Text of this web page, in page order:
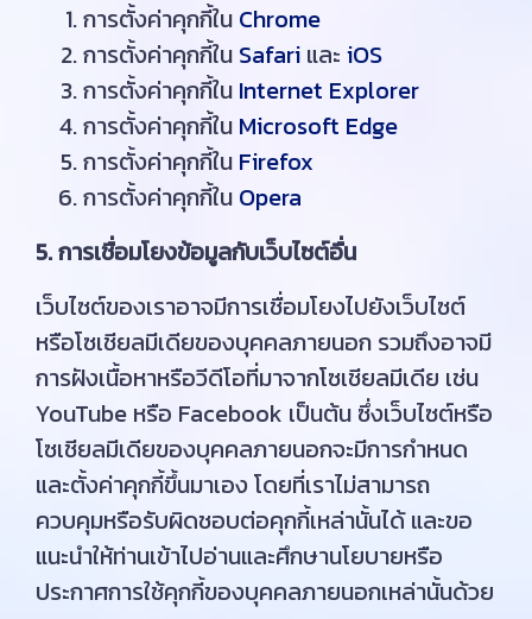
การตั้งค่าคุกกี้ใน Chrome
การตั้งค่าคุกกี้ใน Safari และ iOS
การตั้งค่าคุกกี้ใน Internet Explorer
การตั้งค่าคุกกี้ใน Microsoft Edge
การตั้งค่าคุกกี้ใน Firefox
การตั้งค่าคุกกี้ใน Opera
5. การเชื่อมโยงข้อมูลกับเว็บไซต์อื่น
เว็บไซต์ของเราอาจมีการเชื่อมโยงไปยังเว็บไซต์
หรือโซเชียลมีเดียของบุคคลภายนอก รวมถึงอาจมี
การฝังเนื้อหาหรือวีดีโอที่มาจากโซเชียลมีเดีย เช่น
YouTube หรือ Facebook เป็นต้น ซึ่งเว็บไซต์หรือ
โซเชียลมีเดียของบุคคลภายนอกจะมีการกำหนด
และตั้งค่าคุกกี้ขึ้นมาเอง โดยที่เราไม่สามารถ
ควบคุมหรือรับผิดชอบต่อคุกกี้เหล่านั้นได้ และขอ
แนะนำให้ท่านเข้าไปอ่านและศึกษานโยบายหรือ
ประกาศการใช้คุกกี้ของบุคคลภายนอกเหล่านั้นด้วย